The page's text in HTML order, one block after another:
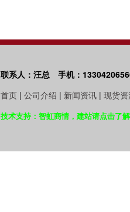
联系人：汪总 手机：
首页 | 公司介绍 | 新闻资讯 | 现货
技术支持：智虹商情，建站请点击了解